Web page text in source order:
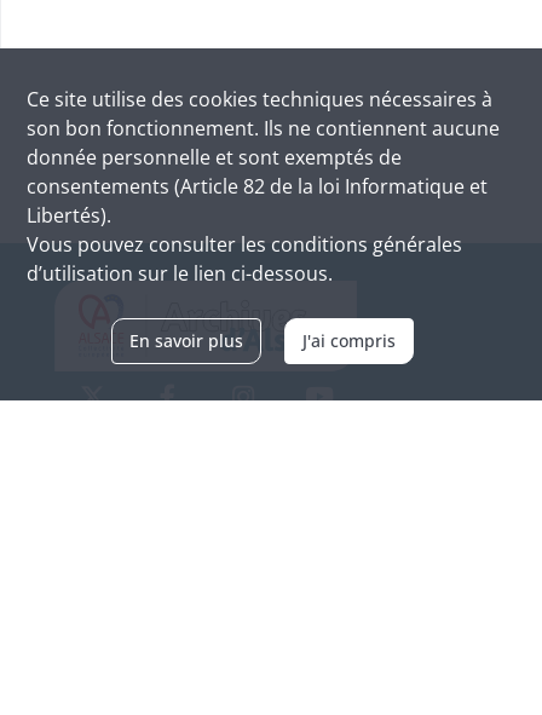
Ce site utilise des cookies techniques nécessaires à
son bon fonctionnement. Ils ne contiennent aucune
donnée personnelle et sont exemptés de
consentements (Article 82 de la loi Informatique et
Libertés).
Vous pouvez consulter les conditions générales
d’utilisation sur le lien ci-dessous.
En savoir plus J'ai compris